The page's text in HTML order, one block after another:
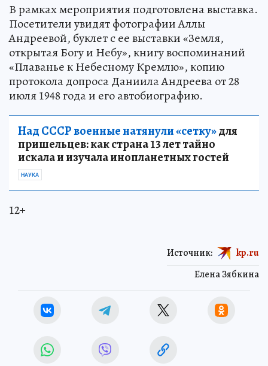
В рамках мероприятия подготовлена выставка.
Посетители увидят фотографии Аллы
Андреевой, буклет с ее выставки «Земля,
открытая Богу и Небу», книгу воспоминаний
«Плаванье к Небесному Кремлю», копию
протокола допроса Даниила Андреева от 28
июля 1948 года и его автобиографию.
Над СССР военные натянули «сетку»для
пришельцев: как страна 13 лет тайно
искала и изучала инопланетных гостей
НАУКА
12+
Елена Зябкина
Источник: kp.ru